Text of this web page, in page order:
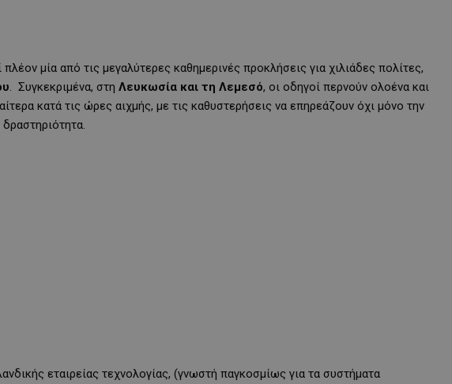
πλέον μία από τις μεγαλύτερες καθημερινές προκλήσεις για χιλιάδες πολίτες,
. Συγκεκριμένα, στη Λευκωσία και τη Λεμεσό, οι οδηγοί περνούν ολοένα και
κατά τις ώρες αιχμής, με τις καθυστερήσεις να επηρεάζουν όχι μόνο την
εταιρείας τεχνολογίας, (γνωστή παγκοσμίως για τα συστήματα